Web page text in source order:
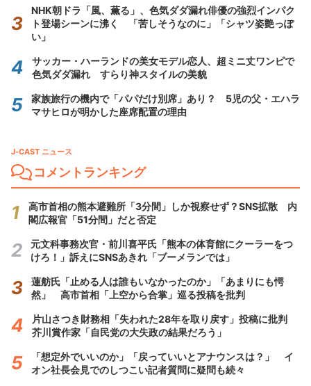
NHK朝ドラ「風、薫る」、色気ダダ漏れ俳優の強烈インパク
ト登場シーンに沸く 「苦しそうなのに」「シャツ姿艶っぽ
い」
サッカー・ハーランドの美女モデル恋人、超ミニ丈ワンピで
色気ダダ漏れ すらり神スタイルの美貌
家族旅行の機内で「パパだけ別席」あり？ 5児の父・エハラ
マサヒロが明かした座席配置の理由
J-CAST ニュース
コメントランキング
高市首相の熊本避難所「3分間」しか視察せず？SNS拡散 内
閣広報官「51分間」だと否定
元文科事務次官・前川喜平氏「熊本の体育館にクーラーをつ
けろ！」訴えにSNSあきれ「ブーメランでは」
蓮舫氏「止める人は誰もいなかったのか」「あまりにも愕
然」 高市首相「上空から合掌」巡る投稿を批判
片山さつき財務相「失われた28年を取り戻す」投稿に批判
芥川賞作家「自民党の大失政の結果だろう」
「想定外でいいのか」「戻っていいとアナウンスは？」 イ
オン社長会見でのしつこい記者質問に疑問も続々